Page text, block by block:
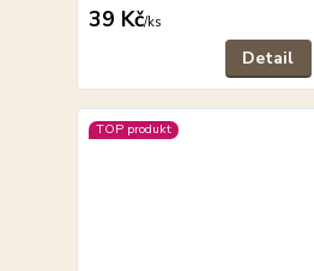
39 Kč/ks
Detail
TOP produkt